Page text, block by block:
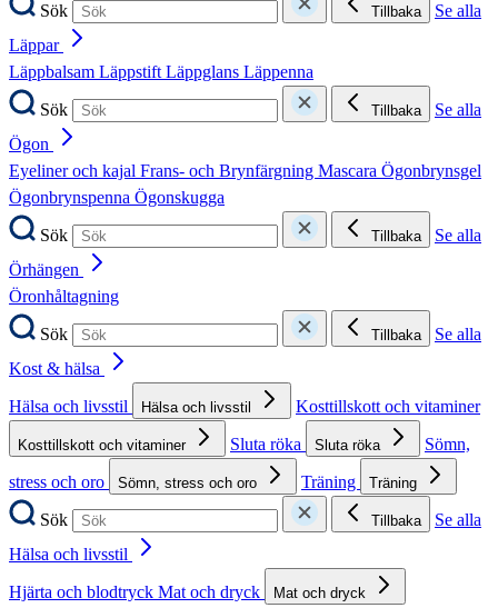
Sök
Tillbaka
Se alla
Läppar
Läppbalsam LäppstiftLäppglans Läppenna
Sök
Tillbaka
Se alla
Ögon
Eyeliner och kajal Frans- och Brynfärgning Mascara Ögonbrynsgel
Ögonbrynspenna Ögonskugga
Sök
Tillbaka
Se alla
Örhängen
Öronhåltagning
Sök
Tillbaka
Se alla
Kost & hälsa
Hälsa och livsstil
Hälsa och livsstil Kosttillskott och vitaminer
Kosttillskott och vitaminer Sluta röka Sluta röka
Sömn,
stress och oro
Sömn, stress och oro Träning Träning
Sök Tillbaka
Se alla
Hälsa och livsstil
Hjärta och blodtryck Mat och dryck Mat och dryck